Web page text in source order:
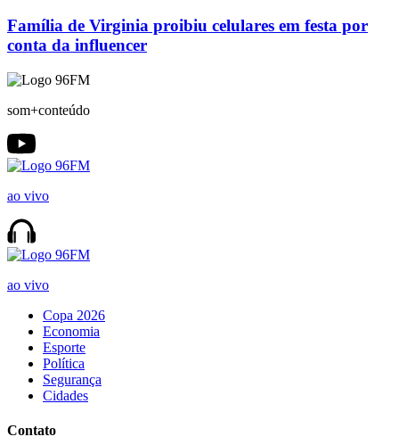
Família de Virginia proibiu celulares em festa por
conta da influencer
som+conteúdo
ao vivo
ao vivo
Copa 2026
Economia
Esporte
Política
Segurança
Cidades
Contato